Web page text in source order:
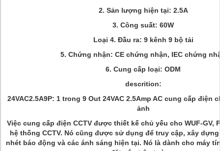
2. Sản lượng hiện tại: 2.5A
3. Công suất: 60W
Loại 4. Đầu ra: 9 kênh 9 bộ tải
5. Chứng nhận: CE chứng nhận, IEC chứng
6. Cung cấp loại: ODM
descrition:
24VAC2.5A9P: 1 trong 9 Out 24VAC 2.5Amp AC cung cấp điện
ảnh
Việc cung cấp điện CCTV được thiết kế chủ yếu cho WUF-GV,
hệ thống CCTV. Nó cũng được sử dụng để truy cập, xây
nhét báo động và các ánh sáng hiện tại. Nó là dành cho máy